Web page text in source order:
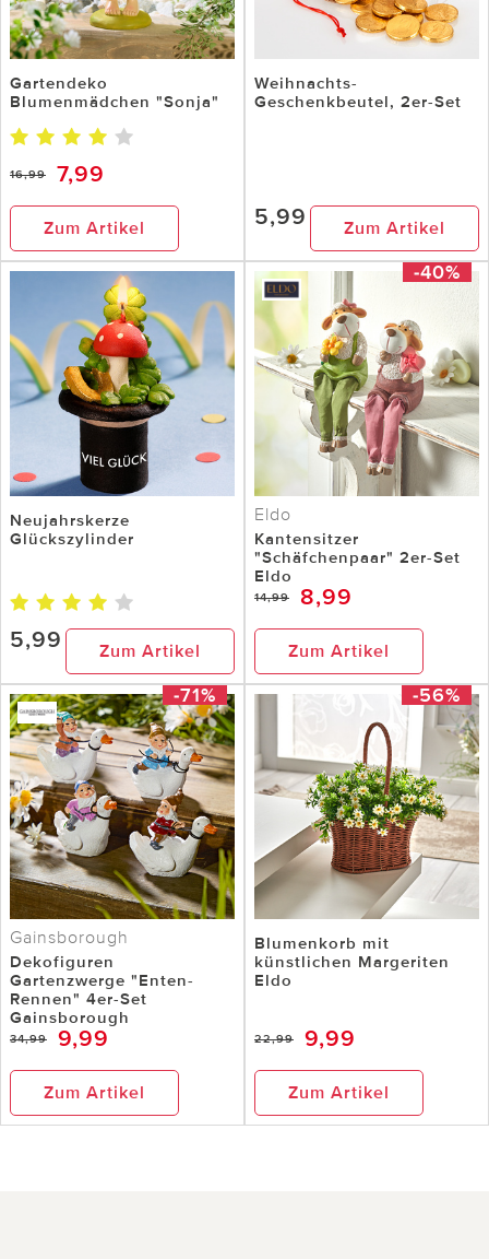
Gartendeko
Blumenmädchen "Sonja"
16,99 7,99
Zum Artikel
Weihnachts-
Geschenkbeutel, 2er-Set
5,99 Zum Artikel
Neujahrskerze
Glückszylinder
5,99 Zum Artikel
-40%
Eldo
Kantensitzer
"Schäfchenpaar" 2er-Set
Eldo
14,99 8,99
Zum Artikel
-71%
Gainsborough
Dekofiguren
Gartenzwerge "Enten-
Rennen" 4er-Set
Gainsborough
34,99 9,99
Zum Artikel
-56%
Blumenkorb mit
künstlichen Margeriten
Eldo
22,99 9,99
Zum Artikel